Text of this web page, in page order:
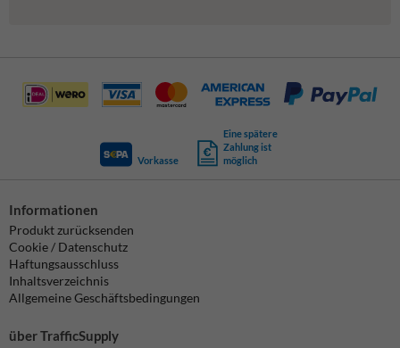
Vorkasse
Eine spätere
Zahlung ist
möglich
Informationen
Produkt zurücksenden
Cookie / Datenschutz
Haftungsausschluss
Inhaltsverzeichnis
Allgemeine Geschäftsbedingungen
über TrafficSupply